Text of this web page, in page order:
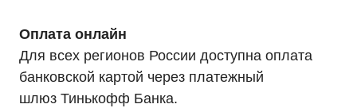
Оплата онлайн
Для всех регионов России доступна оплата
банковской картой через платежный
шлюз Тинькофф Банка.
ИБП Hiden Expert
ИБП HIDEN X-SOD (Na+)
Комплекты ИБП для котлов
Решения для предзапуска генераторов
Аккумуляторы для ИБП
Аксессуары